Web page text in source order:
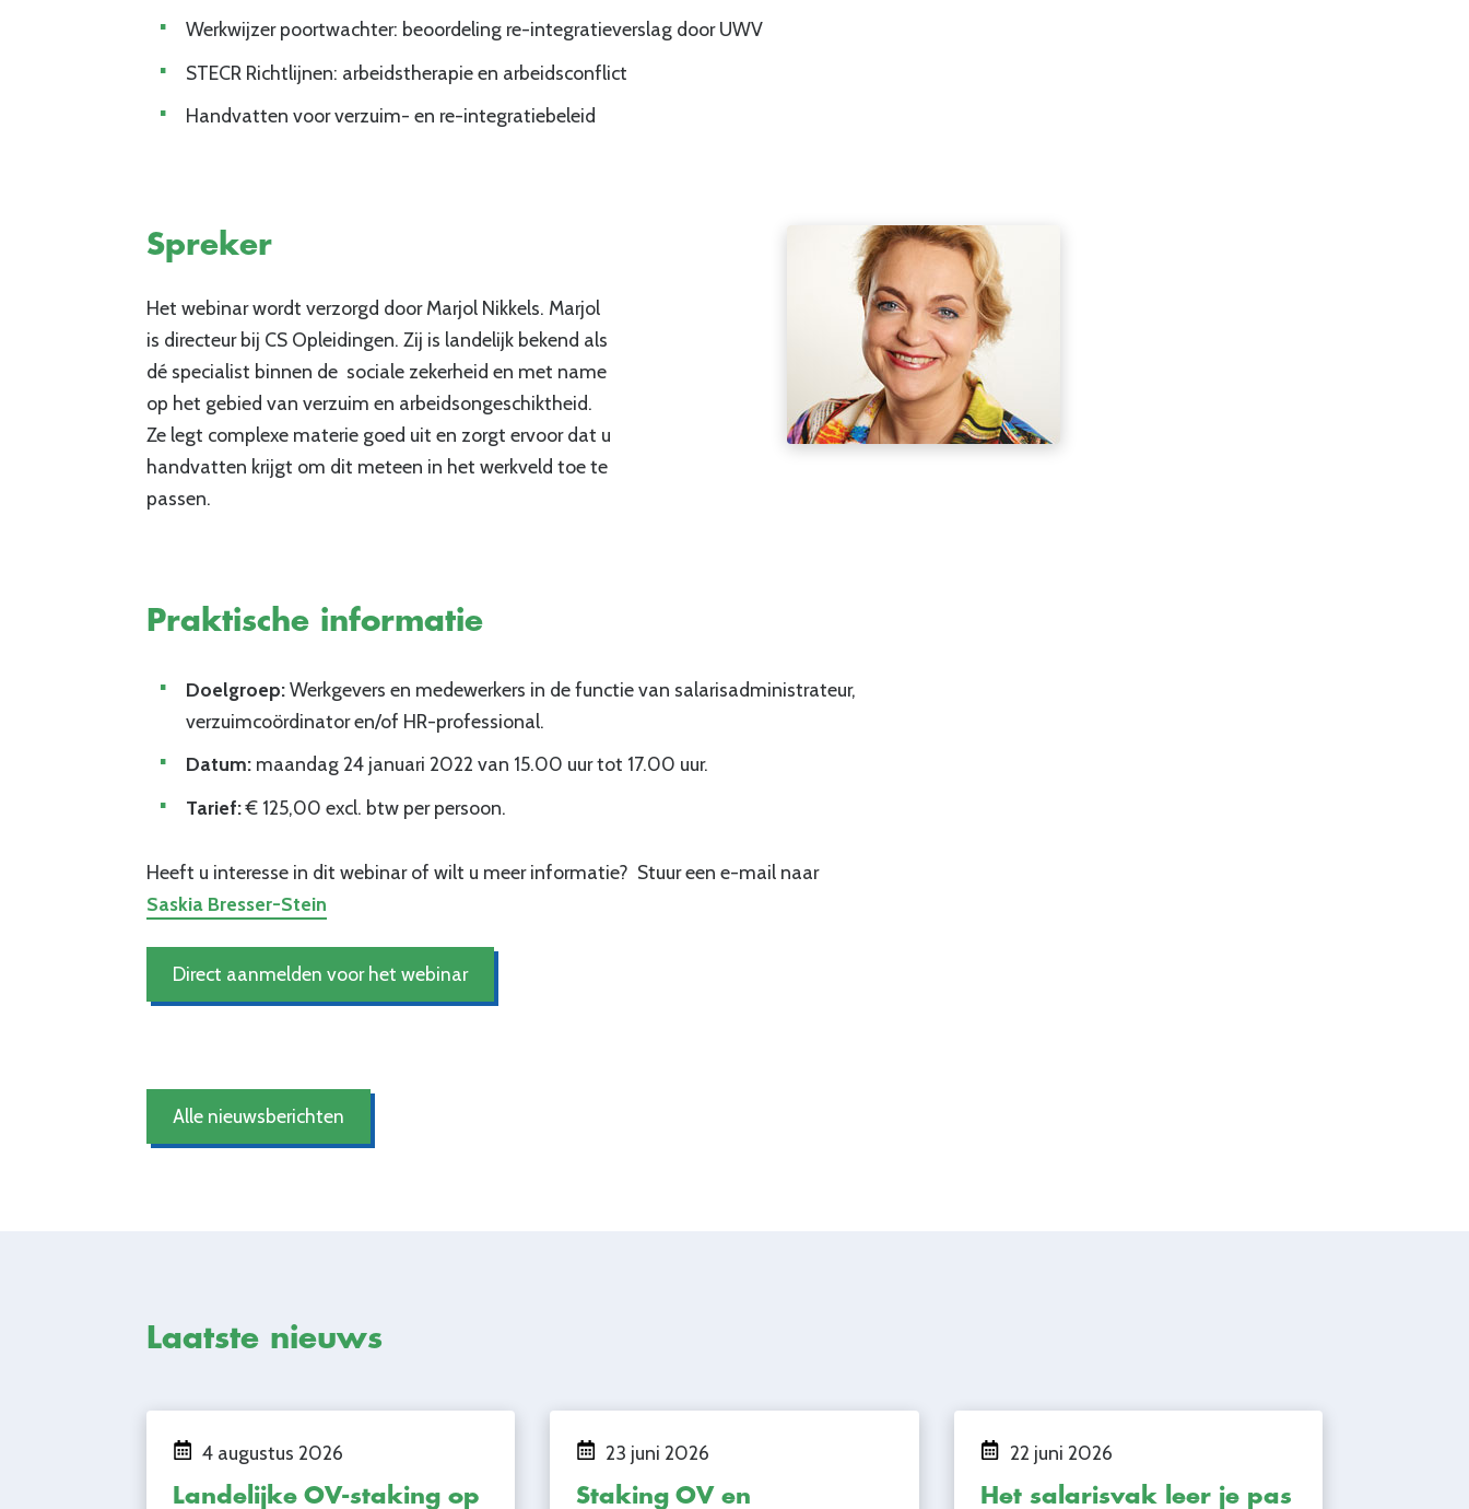
Werkwijzer poortwachter: beoordeling re-integratieverslag door UWV
STECR Richtlijnen: arbeidstherapie en arbeidsconflict
Handvatten voor verzuim- en re-integratiebeleid
Spreker
Het webinar wordt verzorgd door Marjol Nikkels. Marjol
is directeur bij CS Opleidingen. Zij is landelijk bekend als
dé specialist binnen de sociale zekerheid en met name
op het gebied van verzuim en arbeidsongeschiktheid.
Ze legt complexe materie goed uit en zorgt ervoor dat u
handvatten krijgt om dit meteen in het werkveld toe te
passen.
Praktische informatie
Doelgroep:Werkgevers en medewerkers in de functie van salarisadministrateur,
verzuimcoördinator en/of HR-professional.
Datum: maandag 24 januari 2022 van 15.00 uur tot 17.00 uur.
Tarief:€ 125,00 excl. btw per persoon.
Heeft u interesse in dit webinar of wilt u meer informatie? Stuur een e-mail naar
Saskia Bresser-Stein
Direct aanmelden voor het webinar
Alle nieuwsberichten
Laatste nieuws
4 augustus 2026
Landelijke OV-staking op
23 juni 2026
Staking OV en
22 juni 2026
Het salarisvak leer je pas